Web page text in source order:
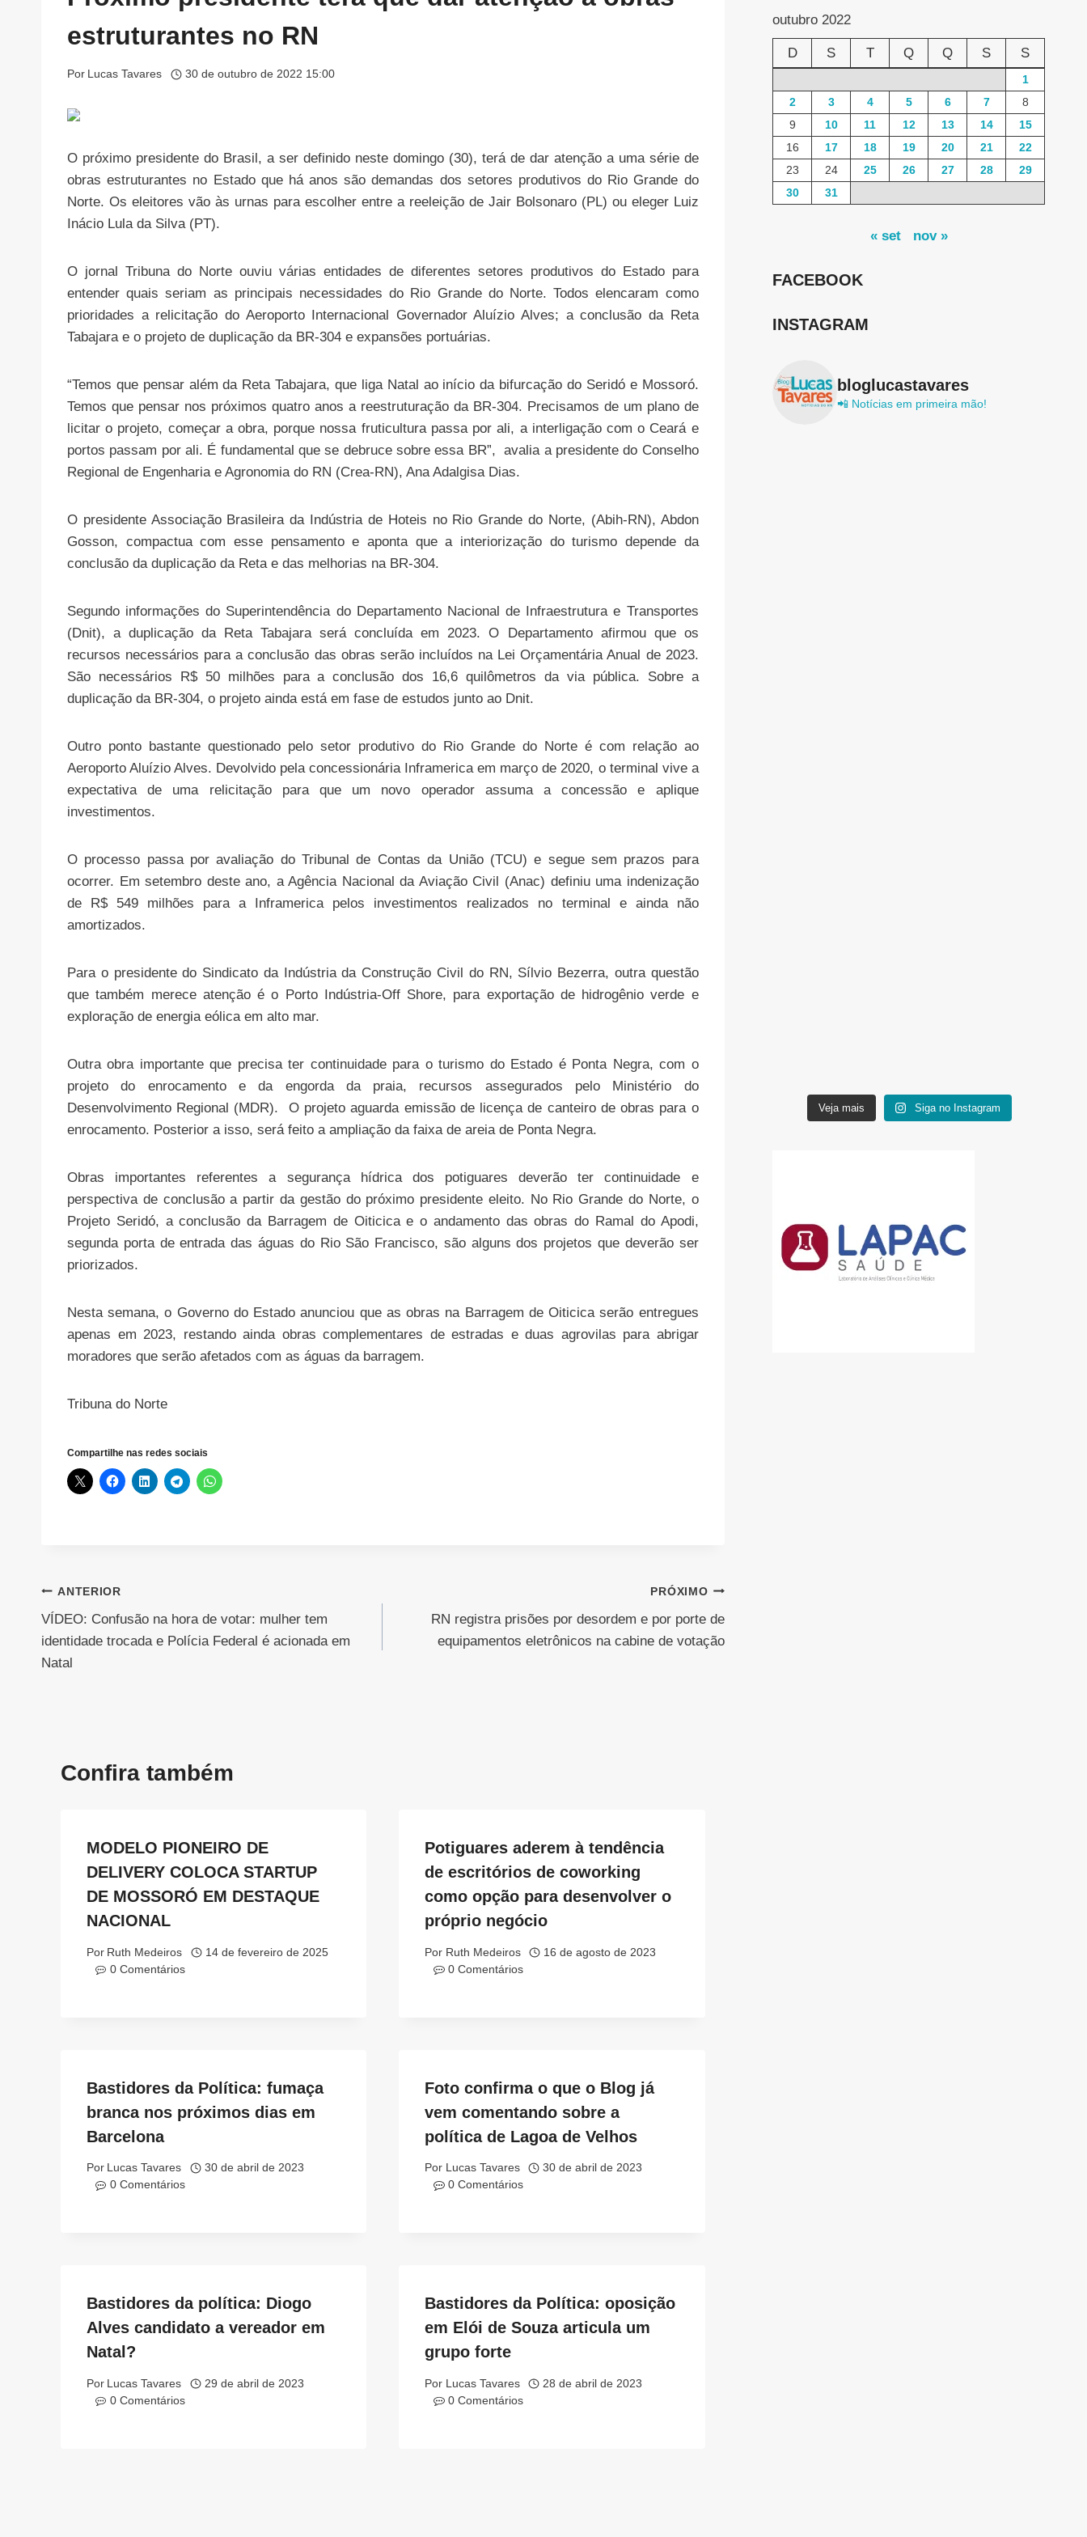
estruturantes no RN
Por Lucas Tavares 30 de outubro de 2022 15:00
O próximo presidente do Brasil, a ser definido neste domingo (30), terá de dar atenção a uma série de
obras estruturantes no Estado que há anos são demandas dos setores produtivos do Rio Grande do
Norte. Os eleitores vão às urnas para escolher entre a reeleição de Jair Bolsonaro (PL) ou eleger Luiz
Inácio Lula da Silva (PT).
O jornal Tribuna do Norte ouviu várias entidades de diferentes setores produtivos do Estado para
entender quais seriam as principais necessidades do Rio Grande do Norte. Todos elencaram como
prioridades a relicitação do Aeroporto Internacional Governador Aluízio Alves; a conclusão da Reta
Tabajara e o projeto de duplicação da BR-304 e expansões portuárias.
“Temos que pensar além da Reta Tabajara, que liga Natal ao início da bifurcação do Seridó e Mossoró.
Temos que pensar nos próximos quatro anos a reestruturação da BR-304. Precisamos de um plano de
licitar o projeto, começar a obra, porque nossa fruticultura passa por ali, a interligação com o Ceará e
portos passam por ali. É fundamental que se debruce sobre essa BR”, avalia a presidente do Conselho
Regional de Engenharia e Agronomia do RN (Crea-RN), Ana Adalgisa Dias.
O presidente Associação Brasileira da Indústria de Hoteis no Rio Grande do Norte, (Abih-RN), Abdon
Gosson, compactua com esse pensamento e aponta que a interiorização do turismo depende da
conclusão da duplicação da Reta e das melhorias na BR-304.
Segundo informações do Superintendência do Departamento Nacional de Infraestrutura e Transportes
(Dnit), a duplicação da Reta Tabajara será concluída em 2023. O Departamento afirmou que os
recursos necessários para a conclusão das obras serão incluídos na Lei Orçamentária Anual de 2023.
São necessários R$ 50 milhões para a conclusão dos 16,6 quilômetros da via pública. Sobre a
duplicação da BR-304, o projeto ainda está em fase de estudos junto ao Dnit.
Outro ponto bastante questionado pelo setor produtivo do Rio Grande do Norte é com relação ao
Aeroporto Aluízio Alves. Devolvido pela concessionária Inframerica em março de 2020, o terminal vive a
expectativa de uma relicitação para que um novo operador assuma a concessão e aplique
investimentos.
O processo passa por avaliação do Tribunal de Contas da União (TCU) e segue sem prazos para
ocorrer. Em setembro deste ano, a Agência Nacional da Aviação Civil (Anac) definiu uma indenização
de R$ 549 milhões para a Inframerica pelos investimentos realizados no terminal e ainda não
amortizados.
Para o presidente do Sindicato da Indústria da Construção Civil do RN, Sílvio Bezerra, outra questão
que também merece atenção é o Porto Indústria-Off Shore, para exportação de hidrogênio verde e
exploração de energia eólica em alto mar.
Outra obra importante que precisa ter continuidade para o turismo do Estado é Ponta Negra, com o
projeto do enrocamento e da engorda da praia, recursos assegurados pelo Ministério do
Desenvolvimento Regional (MDR). O projeto aguarda emissão de licença de canteiro de obras para o
enrocamento. Posterior a isso, será feito a ampliação da faixa de areia de Ponta Negra.
Obras importantes referentes a segurança hídrica dos potiguares deverão ter continuidade e
perspectiva de conclusão a partir da gestão do próximo presidente eleito. No Rio Grande do Norte, o
Projeto Seridó, a conclusão da Barragem de Oiticica e o andamento das obras do Ramal do Apodi,
segunda porta de entrada das águas do Rio São Francisco, são alguns dos projetos que deverão ser
priorizados.
Nesta semana, o Governo do Estado anunciou que as obras na Barragem de Oiticica serão entregues
apenas em 2023, restando ainda obras complementares de estradas e duas agrovilas para abrigar
moradores que serão afetados com as águas da barragem.
Tribuna do Norte
Compartilhe nas redes sociais
Navegação
de
Post
ANTERIOR
VÍDEO: Confusão na hora de votar: mulher tem
identidade trocada e Polícia Federal é acionada em
Natal
PRÓXIMO
RN registra prisões por desordem e por porte de
equipamentos eletrônicos na cabine de votação
Confira também
MODELO PIONEIRO DE
DELIVERY COLOCA STARTUP
DE MOSSORÓ EM DESTAQUE
NACIONAL
Por Ruth Medeiros
14 de fevereiro de 2025
0 Comentários
Potiguares aderem à tendência
de escritórios de coworking
como opção para desenvolver o
próprio negócio
Por Ruth Medeiros
16 de agosto de 2023
0 Comentários
Bastidores da Política: fumaça
branca nos próximos dias em
Barcelona
Por Lucas Tavares
30 de abril de 2023
0 Comentários
Foto confirma o que o Blog já
vem comentando sobre a
política de Lagoa de Velhos
Por Lucas Tavares
30 de abril de 2023
0 Comentários
Bastidores da política: Diogo
Alves candidato a vereador em
Natal?
Por Lucas Tavares
29 de abril de 2023
0 Comentários
Bastidores da Política: oposição
em Elói de Souza articula um
grupo forte
Por Lucas Tavares
28 de abril de 2023
0 Comentários
outubro 2022
D S T Q Q S S
1
2
3 4 5 6 7
8
9
10 11 12 13 14
15
16
17 18 19 20 21
22
23
24 25 26 27 28
29
30
31
« set nov »
FACEBOOK
INSTAGRAM
bloglucastavares
📲 Notícias em primeira mão!
Veja mais Siga no Instagram